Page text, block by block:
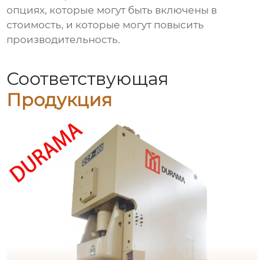
опциях, которые могут быть включены в
стоимость, и которые могут повысить
производительность.
Соответствующая
Продукция